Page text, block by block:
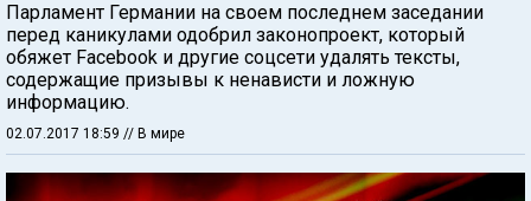
Парламент Германии на своем последнем заседании
перед каникулами одобрил законопроект, который
обяжет Facebook и другие соцсети удалять тексты,
содержащие призывы к ненависти и ложную
информацию.
02.07.2017 18:59 // В мире